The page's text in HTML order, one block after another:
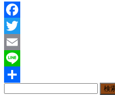
Facebook
Twitter
Email
Line